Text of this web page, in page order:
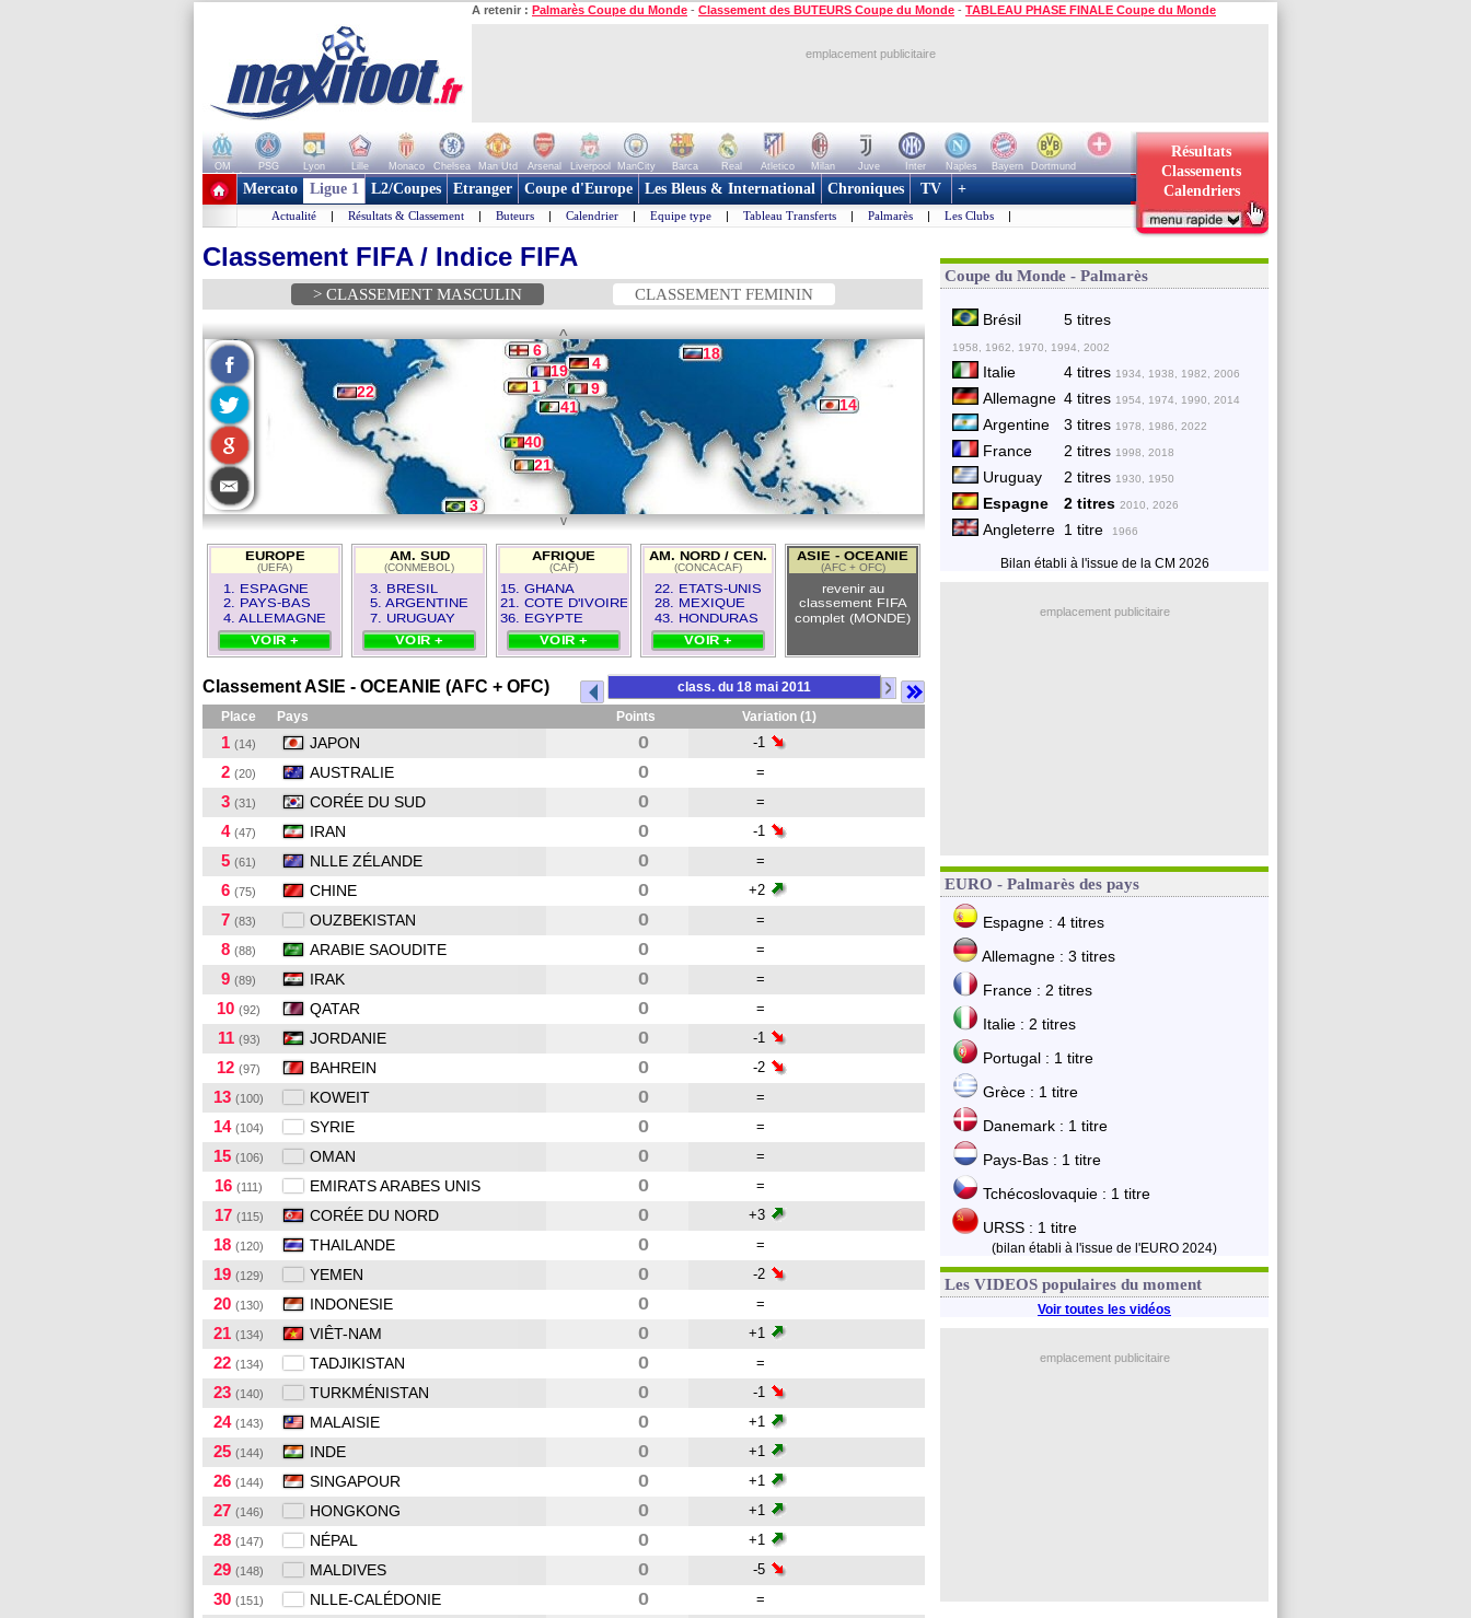
A retenir : Palmarès Coupe du Monde - Classement des BUTEURS Coupe du Monde - TABLEAU PHASE FINALE Coupe du Monde
emplacement publicitaire
OM PSG Lyon Lille Monaco Chelsea Man Utd Arsenal Liverpool ManCity Barca Real Atletico Milan Juve Inter Naples Bayern
Dortmund
+ de clubs
Résultats
Classements
Calendriers
Mercato Ligue 1 L2/Coupes Etranger Coupe d'Europe Les Bleus & International Chroniques TV +
Actualité | Résultats & Classement | Buteurs | Calendrier | Equipe type | Tableau Transferts | Palmarès | Les Clubs |
Classement FIFA / Indice FIFA
> CLASSEMENT MASCULIN CLASSEMENT FEMININ
^
v
22
6
19
4
1
9
18
7
3
21
40
41 14
EUROPE
(UEFA)
1. ESPAGNE
2. PAYS-BAS
4. ALLEMAGNE
VOIR +
AM. SUD
(CONMEBOL)
3. BRESIL
5. ARGENTINE
7. URUGUAY
VOIR +
AFRIQUE
(CAF)
15. GHANA
21. COTE D'IVOIRE
36. EGYPTE
VOIR +
AM. NORD / CEN.
(CONCACAF)
22. ETATS-UNIS
28. MEXIQUE
43. HONDURAS
VOIR +
ASIE - OCEANIE
(AFC + OFC)
revenir au
classement FIFA
complet (MONDE)
Classement ASIE - OCEANIE (AFC + OFC) class. du 18 mai 2011 >
Place Pays Points Variation (1)
1 (14) JAPON 0 -1
2 (20) AUSTRALIE 0 =
3 (31) CORÉE DU SUD 0 =
4 (47) IRAN 0 -1
5 (61) NLLE ZÉLANDE 0 =
6 (75) CHINE 0 +2
7 (83) OUZBEKISTAN 0 =
8 (88) ARABIE SAOUDITE 0 =
9 (89) IRAK 0 =
10 (92) QATAR 0 =
11 (93) JORDANIE 0 -1
12 (97) BAHREIN 0 -2
13 (100) KOWEIT 0 =
14 (104) SYRIE 0 =
15 (106) OMAN 0 =
16 (111) EMIRATS ARABES UNIS 0 =
17 (115) CORÉE DU NORD 0 +3
18 (120) THAILANDE 0 =
19 (129) YEMEN 0 -2
20 (130) INDONESIE 0 =
21 (134) VIÊT-NAM 0 +1
22 (134) TADJIKISTAN 0 =
23 (140) TURKMÉNISTAN 0 -1
24 (143) MALAISIE 0 +1
25 (144) INDE 0 +1
26 (144) SINGAPOUR 0 +1
27 (146) HONGKONG 0 +1
28 (147) NÉPAL 0 +1
29 (148) MALDIVES 0 -5
30 (151) NLLE-CALÉDONIE 0 =
Coupe du Monde - Palmarès
Brésil 5 titres
1958, 1962, 1970, 1994, 2002
Italie 4 titres 1934, 1938, 1982, 2006
Allemagne 4 titres 1954, 1974, 1990, 2014
Argentine 3 titres 1978, 1986, 2022
France 2 titres 1998, 2018
Uruguay 2 titres 1930, 1950
Espagne 2 titres2010, 2026
Angleterre 1 titre 1966
Bilan établi à l'issue de la CM 2026
emplacement publicitaire
EURO - Palmarès des pays
Espagne : 4 titres
Allemagne : 3 titres
France : 2 titres
Italie : 2 titres
Portugal : 1 titre
Grèce : 1 titre
Danemark : 1 titre
Pays-Bas : 1 titre
Tchécoslovaquie : 1 titre
URSS : 1 titre
(bilan établi à l'issue de l'EURO 2024)
Les VIDEOS populaires du moment
Voir toutes les vidéos
emplacement publicitaire